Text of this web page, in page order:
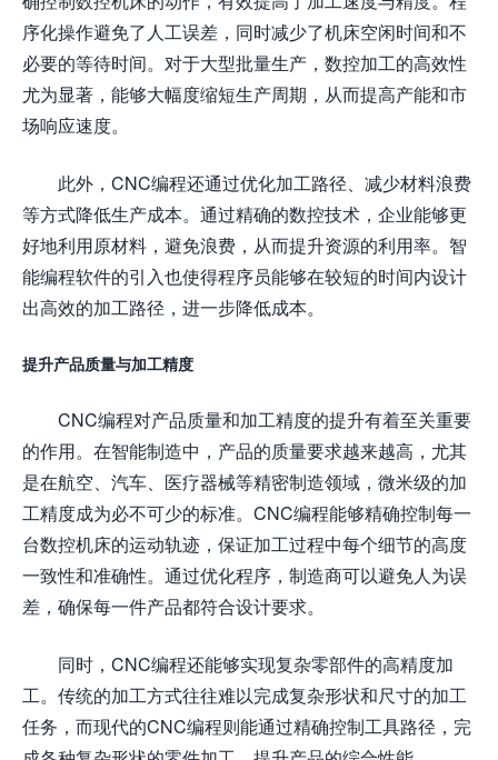
序化操作避免了人工误差，同时减少了机床空闲时间和不
必要的等待时间。对于大型批量生产，数控加工的高效性
尤为显著，能够大幅度缩短生产周期，从而提高产能和市
场响应速度。
此外，CNC编程还通过优化加工路径、减少材料浪费
等方式降低生产成本。通过精确的数控技术，企业能够更
好地利用原材料，避免浪费，从而提升资源的利用率。智
能编程软件的引入也使得程序员能够在较短的时间内设计
出高效的加工路径，进一步降低成本。
提升产品质量与加工精度
CNC编程对产品质量和加工精度的提升有着至关重要
的作用。在智能制造中，产品的质量要求越来越高，尤其
是在航空、汽车、医疗器械等精密制造领域，微米级的加
工精度成为必不可少的标准。CNC编程能够精确控制每一
台数控机床的运动轨迹，保证加工过程中每个细节的高度
一致性和准确性。通过优化程序，制造商可以避免人为误
差，确保每一件产品都符合设计要求。
同时，CNC编程还能够实现复杂零部件的高精度加
工。传统的加工方式往往难以完成复杂形状和尺寸的加工
任务，而现代的CNC编程则能通过精确控制工具路径，完